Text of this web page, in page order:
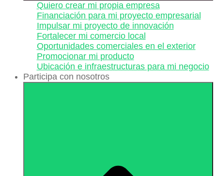
Quiero crear mi propia empresa
Financiación para mi proyecto empresarial
Impulsar mi proyecto de innovación
Fortalecer mi comercio local
Oportunidades comerciales en el exterior
Promocionar mi producto
Ubicación e infraestructuras para mi negocio
Participa con nosotros